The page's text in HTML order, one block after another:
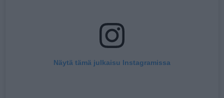
Näytä tämä julkaisu Instagramissa